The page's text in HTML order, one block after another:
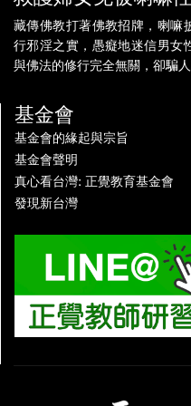
藏傳佛教打著佛教招牌，喇嘛
行邪淫之實，愚癡地迷信男女
與佛法的修行完全無關，卻騙
基金會
基金會的緣起與宗旨
基金會聲明
真心看台灣: 正覺教育基金會
發現新台灣